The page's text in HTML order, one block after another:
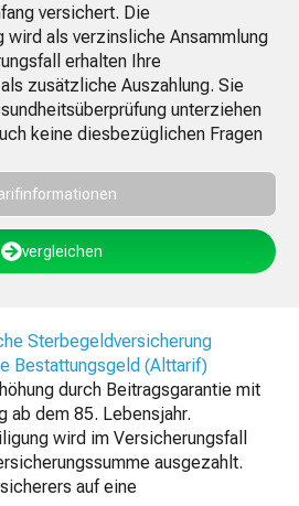
versichert. Die
wird als verzinsliche Ansammlung
erhalten Ihre
zusätzliche Auszahlung. Sie
unterziehen
keine diesbezüglichen Fragen
vergleichen
Bestattungsgeld (Alttarif)
durch Beitragsgarantie mit
ab dem 85. Lebensjahr.
wird im Versicherungsfall
ausgezahlt.
auf eine